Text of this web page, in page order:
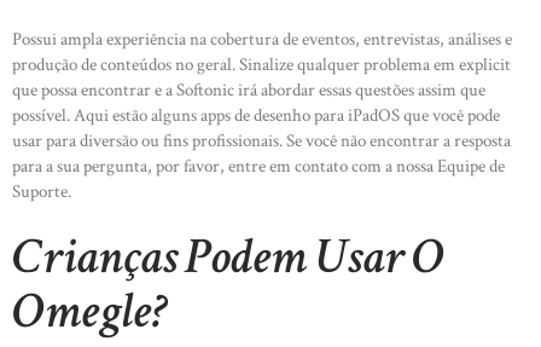
Possui ampla experiência na cobertura de eventos, entrevistas, análises e
produção de conteúdos no geral. Sinalize qualquer problema em explicit
que possa encontrar e a Softonic irá abordar essas questões assim que
possível. Aqui estão alguns apps de desenho para iPadOS que você pode
usar para diversão ou fins profissionais. Se você não encontrar a resposta
para a sua pergunta, por favor, entre em contato com a nossa Equipe de
Suporte.
Crianças Podem Usar O
Omegle?